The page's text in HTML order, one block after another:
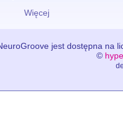
Więcej
jest dostępna na
©